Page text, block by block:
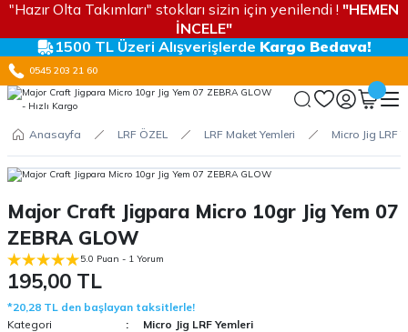
"Hazır Olta Takımları" stokları sizin için yenilendi ! "HEMEN
İNCELE"
1500 TL Üzeri Alışverişlerde Kargo Bedava!
0545 203 21 60
Anasayfa LRF ÖZEL LRF Maket Yemleri Micro Jig LRF
Major Craft Jigpara Micro 10gr Jig Yem 07
ZEBRA GLOW
5.0 Puan - 1 Yorum
195,00 TL
*20,28 TL den başlayan taksitlerle!
Kategori
Micro Jig LRF Yemleri